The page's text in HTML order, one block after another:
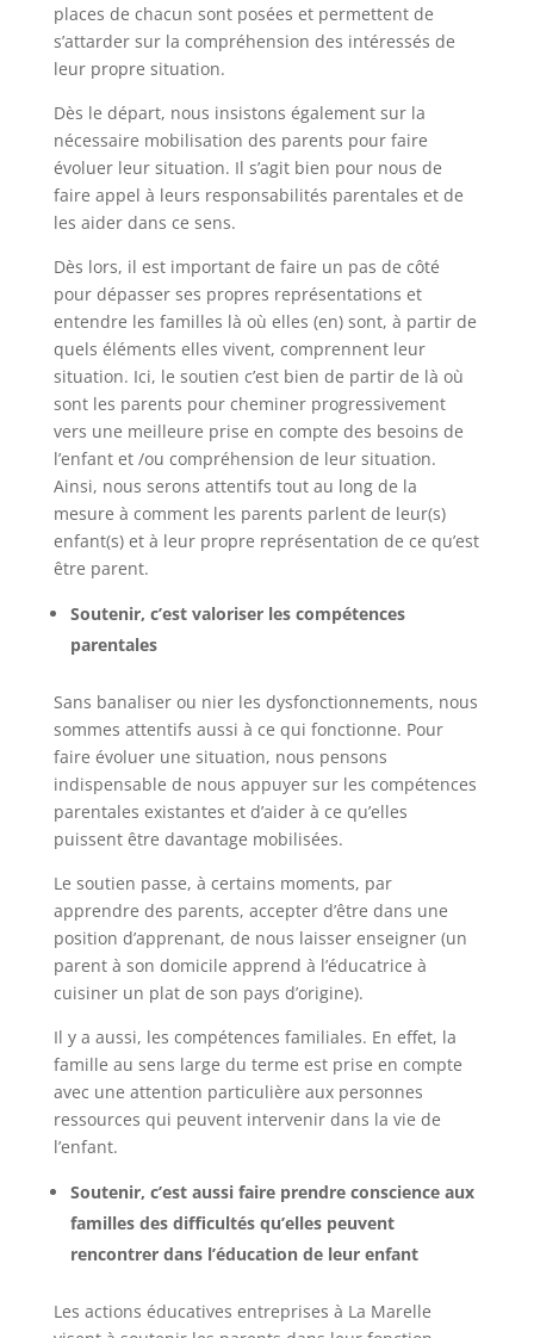
places de chacun sont posées et permettent de
s’attarder sur la compréhension des intéressés de
leur propre situation.
Dès le départ, nous insistons également sur la
nécessaire mobilisation des parents pour faire
évoluer leur situation. Il s’agit bien pour nous de
faire appel à leurs responsabilités parentales et de
les aider dans ce sens.
Dès lors, il est important de faire un pas de côté
pour dépasser ses propres représentations et
entendre les familles là où elles (en) sont, à partir de
quels éléments elles vivent, comprennent leur
situation. Ici, le soutien c’est bien de partir de là où
sont les parents pour cheminer progressivement
vers une meilleure prise en compte des besoins de
l’enfant et /ou compréhension de leur situation.
Ainsi, nous serons attentifs tout au long de la
mesure à comment les parents parlent de leur(s)
enfant(s) et à leur propre représentation de ce qu’est
être parent.
Soutenir, c’est valoriser les compétences
parentales
Sans banaliser ou nier les dysfonctionnements, nous
sommes attentifs aussi à ce qui fonctionne. Pour
faire évoluer une situation, nous pensons
indispensable de nous appuyer sur les compétences
parentales existantes et d’aider à ce qu’elles
puissent être davantage mobilisées.
Le soutien passe, à certains moments, par
apprendre des parents, accepter d’être dans une
position d’apprenant, de nous laisser enseigner (un
parent à son domicile apprend à l’éducatrice à
cuisiner un plat de son pays d’origine).
Il y a aussi, les compétences familiales. En effet, la
famille au sens large du terme est prise en compte
avec une attention particulière aux personnes
ressources qui peuvent intervenir dans la vie de
l’enfant.
Soutenir, c’est aussi faire prendre conscience aux
familles des difficultés qu’elles peuvent
rencontrer dans l’éducation de leur enfant
Les actions éducatives entreprises à La Marelle